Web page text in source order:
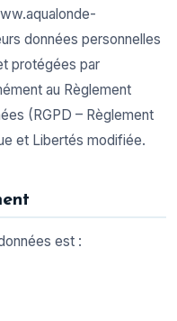
données personnelles
protégées par
au Règlement
(RGPD – Règlement
et Libertés modifiée.
est :